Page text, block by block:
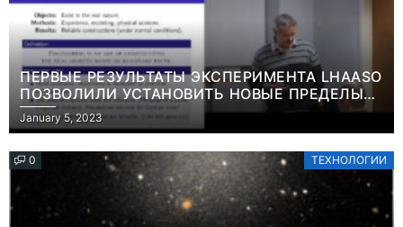
ПЕРВЫЕ РЕЗУЛЬТАТЫ ЭКСПЕРИМЕНТА LHAASO
ПОЗВОЛИЛИ УСТАНОВИТЬ НОВЫЕ ПРЕДЕЛЫ
ВРЕМЕНИ ЖИЗНИ ТЯЖЕЛЫХ ЧАСТИЦ ТЕМНОЙ
МАТЕРИИ ИНФОРМАЦИЯ
January 5, 2023
0 ТЕХНОЛОГИИ